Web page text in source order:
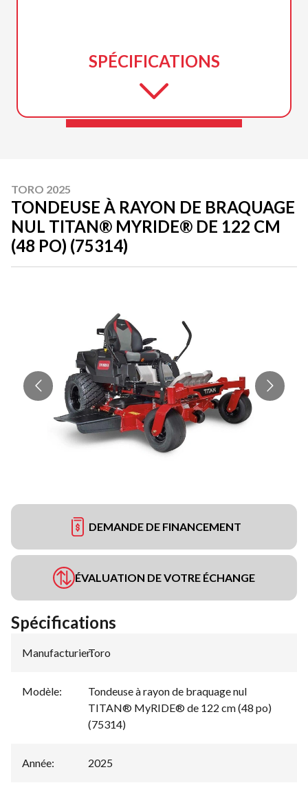
SPÉCIFICATIONS
TORO 2025
TONDEUSE À RAYON DE BRAQUAGE
NUL TITAN® MYRIDE® DE 122 CM
(48 PO) (75314)
DEMANDE DE FINANCEMENT
ÉVALUATION DE VOTRE ÉCHANGE
Spécifications
Manufacturier:
Toro
Modèle:
Tondeuse à rayon de braquage nul
TITAN® MyRIDE® de 122 cm (48 po)
(75314)
Année: 2025